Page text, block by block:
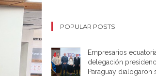
POPULAR POSTS
Empresarios
delegación
Paraguay dialogaron